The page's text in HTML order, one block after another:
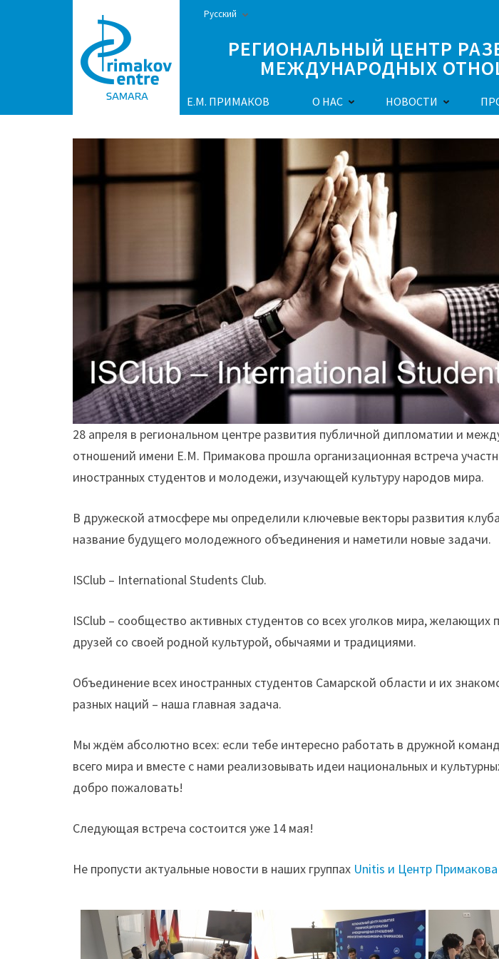
Русский
РЕГИОНАЛЬНЫЙ ЦЕНТР
МЕЖДУНАРОДНЫХ
Е.М. ПРИМАКОВ О НАС НОВОСТИ
28 апреля в региональном центре развития публичной дипломатии и
отношений имени Е.М. Примакова прошла организационная встреча
иностранных студентов и молодежи, изучающей культуру народов мира.
В дружеской атмосфере мы определили ключевые векторы развития
название будущего молодежного объединения и наметили новые задачи.
ISClub – International Students Сlub.
ISClub – сообщество активных студентов со всех уголков мира, желающих
друзей со своей родной культурой, обычаями и традициями.
Объединение всех иностранных студентов Самарской области и их
разных наций – наша главная задача.
Мы ждём абсолютно всех: если тебе интересно работать в дружной
всего мира и вместе с нами реализовывать идеи национальных и
добро пожаловать!
Следующая встреча состоится уже 14 мая!
Не пропусти актуальные новости в наших группах Unitis и Центр Примакова